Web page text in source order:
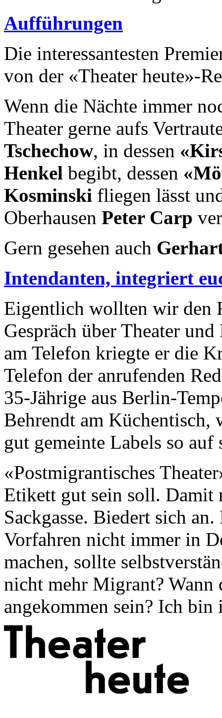
Aufführungen
Die interessantesten
von der «Theater heute»-
Wenn die Nächte immer
Theater gerne aufs
Tschechow, in dessen
Henkel begibt, dessen
Kosminski fliegen lässt
Oberhausen Peter Carp
Gern gesehen auch
Intendanten, integriert
Eigentlich wollten wir den
Gespräch über Theater
am Telefon kriegte er die
Telefon der anrufenden
35-Jährige aus Berlin-
Behrendt am Küchen­tisch,
gut gemeinte Labels so auf
«Postmigrantisches
Etikett gut sein soll. Damit
Sackgasse. Biedert sich
Vorfahren nicht immer in
machen, sollte
nicht mehr Migrant? Wann
angekommen sein? Ich